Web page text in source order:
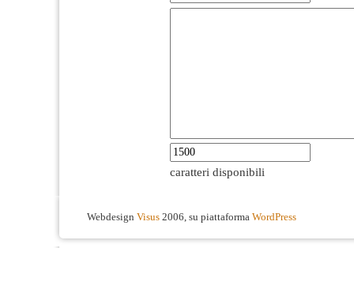
caratteri disponibili
Webdesign Visus 2006, su piattaforma WordPress